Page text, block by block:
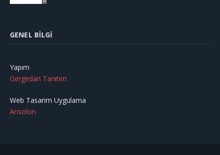
GENEL BILGI
Yapım
Gergedan Tanıtım
Web Tasarım Uygulama
Ansolon